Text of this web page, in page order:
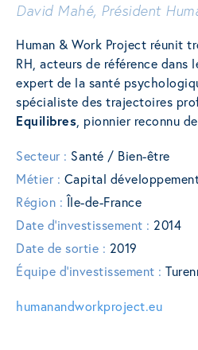
David Mahé, Président
Human & Work Project réunit
RH, acteurs de référence dans
expert de la santé
spécialiste des trajectoires
Equilibres, pionnier reconnu
Secteur : Santé / Bien-être
Métier : Capital
Région : Île-de-France
Date d'investissement : 2014
Date de sortie : 2019
Équipe d'investissement :
humanandworkproject.eu